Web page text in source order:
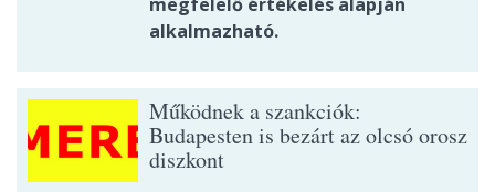
megfelelő értékelés alapján
alkalmazható.
Működnek a szankciók:
Budapesten is bezárt az olcsó orosz
diszkont